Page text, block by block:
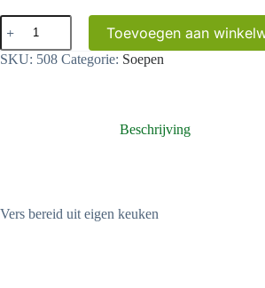
Pompoen
soep
aantal
Toevoegen aan
SKU: 508 Categorie: Soepen
Beschrijving
Vers bereid uit eigen keuken